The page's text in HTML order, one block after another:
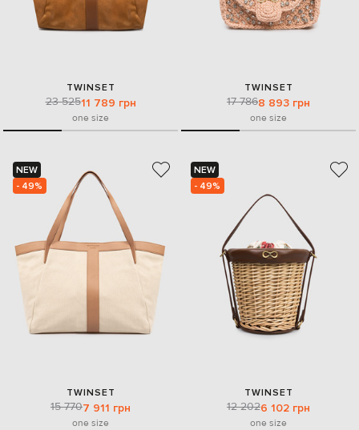
TWINSET
23 52511 789 грн
one size
TWINSET
17 7868 893 грн
one size
NEW
- 49%
TWINSET
15 7707 911 грн
one size
NEW
- 49%
TWINSET
12 2026 102 грн
one size